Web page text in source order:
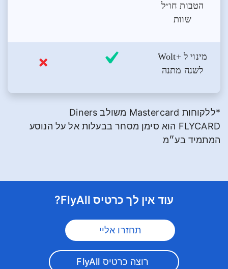
הטבות חו״ל
שוות
מינוי ל +Wolt
לשנה מתנה
*ללקוחות Mastercard משולב Diners
FLYCARD הוא סימן מסחר בבעלות אל על הנוסע
המתמיד בע״מ
עוד אין לך כרטיס FlyAll?
תחזרו אליי
רוצה כרטיס FlyAll